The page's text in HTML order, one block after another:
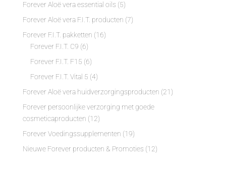
Forever Aloë vera essential oils (5)
Forever Aloë vera F.I.T. producten (7)
Forever F.I.T. pakketten (16)
Forever F.I.T. C9 (6)
Forever F.I.T. F15 (6)
Forever F.I.T. Vital 5 (4)
Forever Aloë vera huidverzorgingsproducten (21)
Forever persoonlijke verzorging met goede
cosmeticaproducten (12)
Forever Voedingssupplementen (19)
Nieuwe Forever producten & Promoties (12)